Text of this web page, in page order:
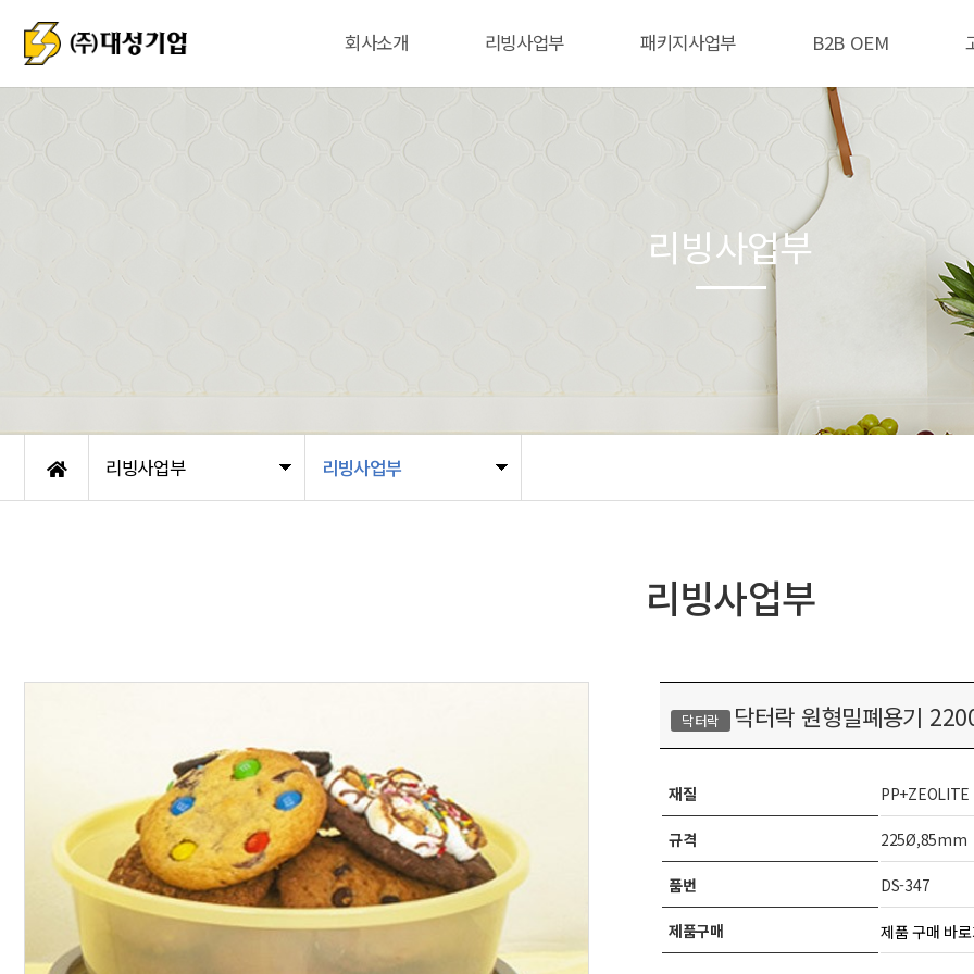
회사소개 리빙사업부 패키지사업부 B2B OEM
리빙사업부 리빙사업부
리빙사업부
리빙사업부
닥터락 닥터락 원형밀폐용기
재질 PP+ZEOLITE
규격 225Ø,85mm
품번 DS-347
제품구매 제품 구매 바로